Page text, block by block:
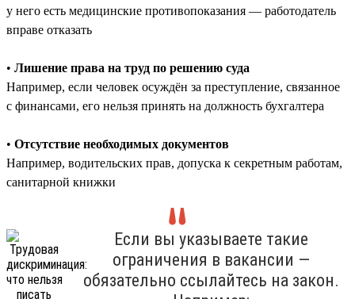
у него есть медицинские противопоказания — работодатель
вправе отказать
• Лишение права на труд по решению суда
Например, если человек осуждён за преступление, связанное
с финансами, его нельзя принять на должность бухгалтера
• Отсутствие необходимых документов
Например, водительских прав, допуска к секретным работам,
санитарной книжки
Если вы указываете такие
ограничения в вакансии —
обязательно ссылайтесь на закон.